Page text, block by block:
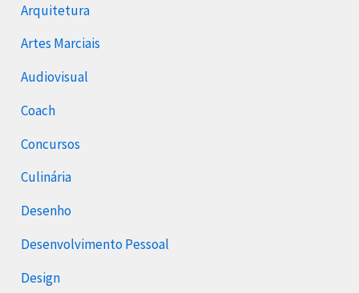
Arquitetura
Artes Marciais
Audiovisual
Coach
Concursos
Culinária
Desenho
Desenvolvimento Pessoal
Design